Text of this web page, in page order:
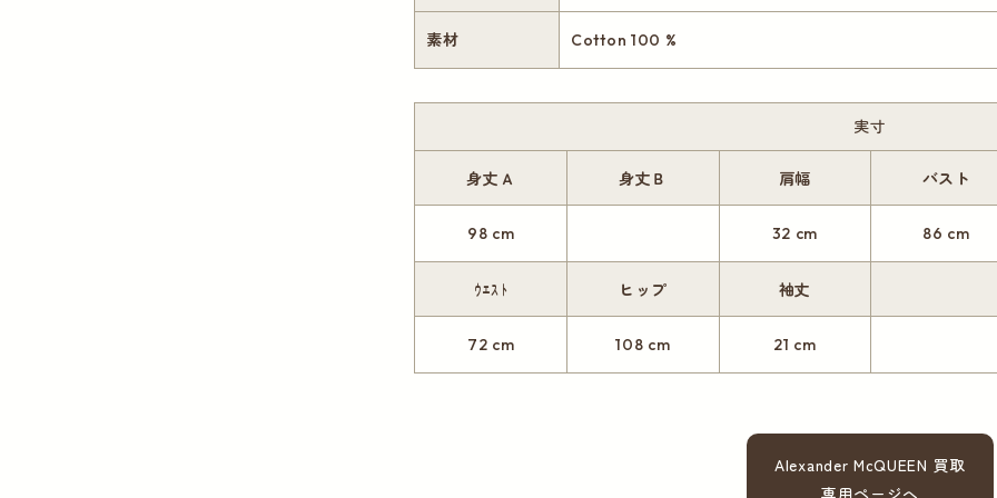
素材 Cotton 100 %
実寸
身丈Ａ
98 cm
身丈Ｂ 肩幅
32 cm
バスト
86 cm
ｳｴｽﾄ
72 cm
ヒップ
108 cm
袖丈
21 cm
Alexander McQUEEN 買取
専用ページへ